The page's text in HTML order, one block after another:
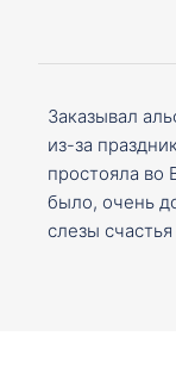
Заказывал
из-за
простояла во
было, очень
слезы